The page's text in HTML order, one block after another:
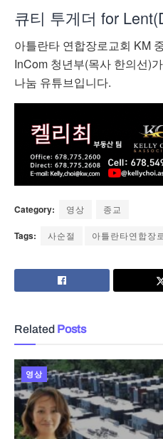
큐티 투게더 for
아틀란타 연합장로교회 KM
InCom 청년부(목사 한의선)
나눔 유튜브입니다.
Category: 영상 종교
Tags: 사순절 아틀란타연합장
Related Posts
영상